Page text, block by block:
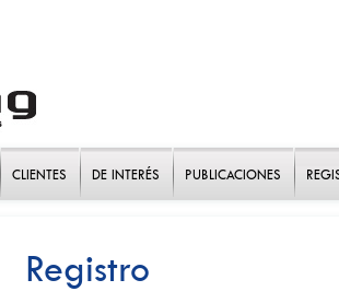
CLIENTES DE INTERÉS PUBLICACIONES
Registro